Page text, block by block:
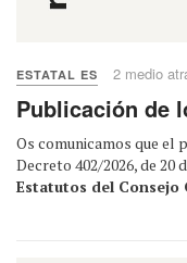
ESTATAL ES 2 medio
Publicación de
Os comunicamos que el
Decreto 402/2026, de 20
Estatutos del Consejo